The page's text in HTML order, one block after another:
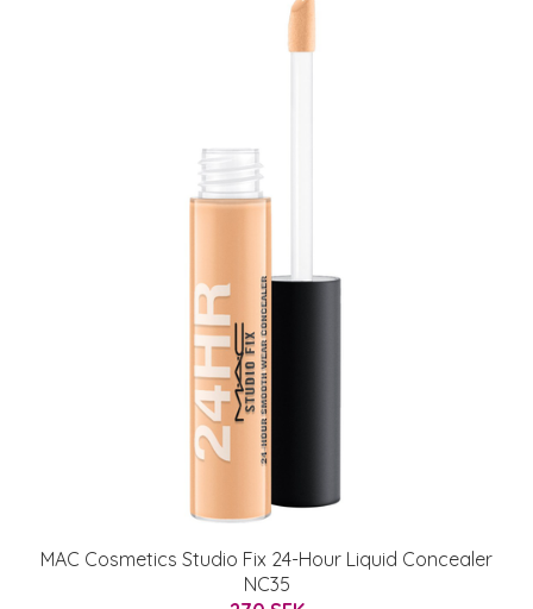
MAC Cosmetics Studio Fix 24-Hour Liquid Concealer
NC35